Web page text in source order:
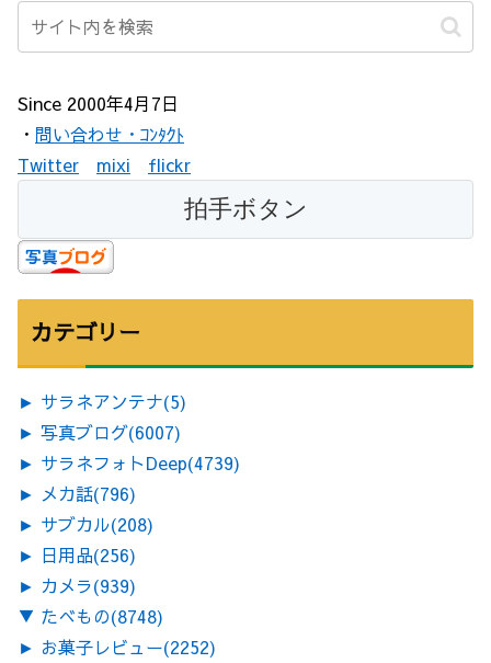
Since 2000年4月7日
・ 問い合わせ・ｺﾝﾀｸﾄ
Twitter
mixi flickr
カテゴリー
► サラネアンテナ(5)
► 写真ブログ(6007)
► サラネフォトDeep(4739)
► メカ話(796)
► サブカル(208)
► 日用品(256)
► カメラ(939)
▼ たべもの(8748)
► お菓子レビュー(2252)